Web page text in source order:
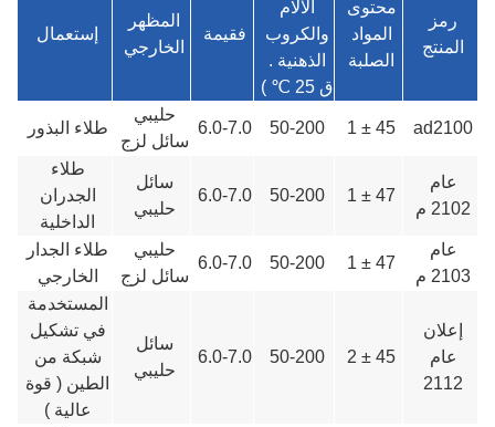
رمز
المنتج
محتوى
المواد
الصلبة
الآلام
والكروب
الذهنية .
ق 25 ℃ )
فقيمة
المظهر
الخارجي
إستعمال
ad2100
45 ± 1
50-200
6.0-7.0
حليبي
سائل لزج
طلاء البذور
عام
2102 م
47 ± 1
50-200
6.0-7.0
سائل
حليبي
طلاء
الجدران
الداخلية
عام
2103 م
47 ± 1
50-200
6.0-7.0
حليبي
سائل لزج
طلاء الجدار
الخارجي
إعلان
عام
2112
45 ± 2
50-200
6.0-7.0
سائل
حليبي
المستخدمة
في تشكيل
شبكة من
الطين ( قوة
عالية )